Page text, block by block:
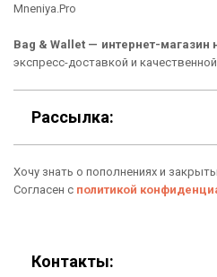
Подарочные
О нас
Отзывы о Bag & Wallet
Гарантия
Рюкзаки
Сумки
Новинки
Подарки
Mneniya.Pro
Bag & Wallet — интернет-магазин
экспресс-доставкой и
Рассылка:
Хочу знать о пополнениях и
Согласен с политикой
Контакты: